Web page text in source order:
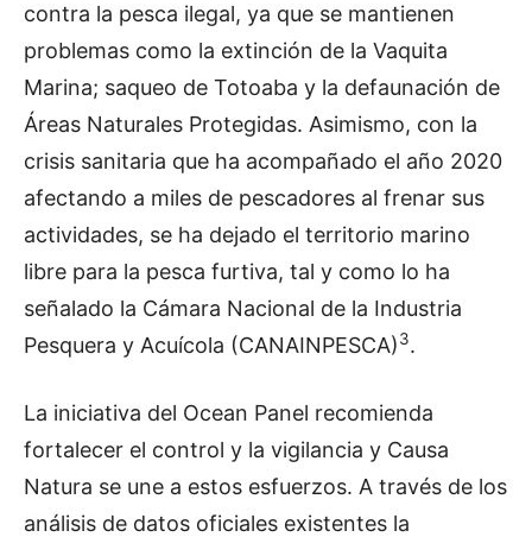
contra la pesca ilegal, ya que se mantienen
problemas como la extinción de la Vaquita
Marina; saqueo de Totoaba y la defaunación de
Áreas Naturales Protegidas. Asimismo, con la
crisis sanitaria que ha acompañado el año 2020
afectando a miles de pescadores al frenar sus
actividades, se ha dejado el territorio marino
libre para la pesca furtiva, tal y como lo ha
señalado la Cámara Nacional de la Industria
Pesquera y Acuícola (CANAINPESCA)3.
La iniciativa del Ocean Panel recomienda
fortalecer el control y la vigilancia y Causa
Natura se une a estos esfuerzos. A través de los
análisis de datos oficiales existentes la